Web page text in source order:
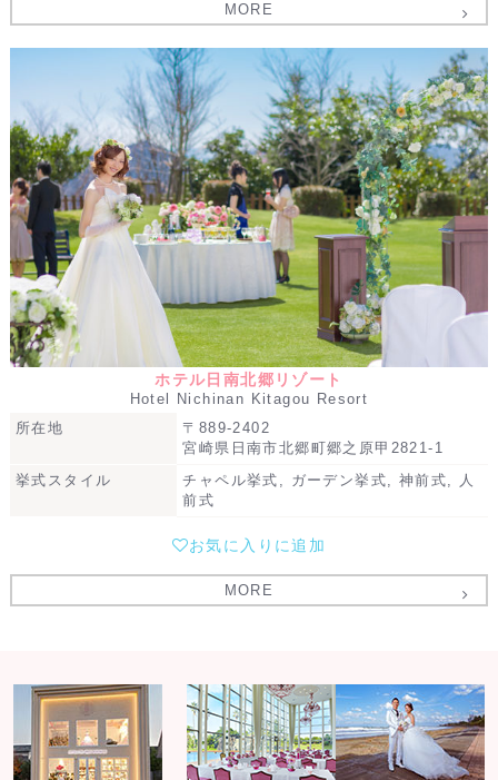
MORE
ホテル日南北郷リゾート
Hotel Nichinan Kitagou Resort
所在地
〒889-2402
宮崎県日南市北郷町郷之原甲2821-1
挙式スタイル
チャペル挙式, ガーデン挙式, 神前式, 人
前式
お気に入りに追加
MORE